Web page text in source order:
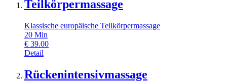
Teilkörpermassage
Klassische europäische Teilkörpermassage
20 Min
€ 39.00
Detail
Rückenintensivmassage